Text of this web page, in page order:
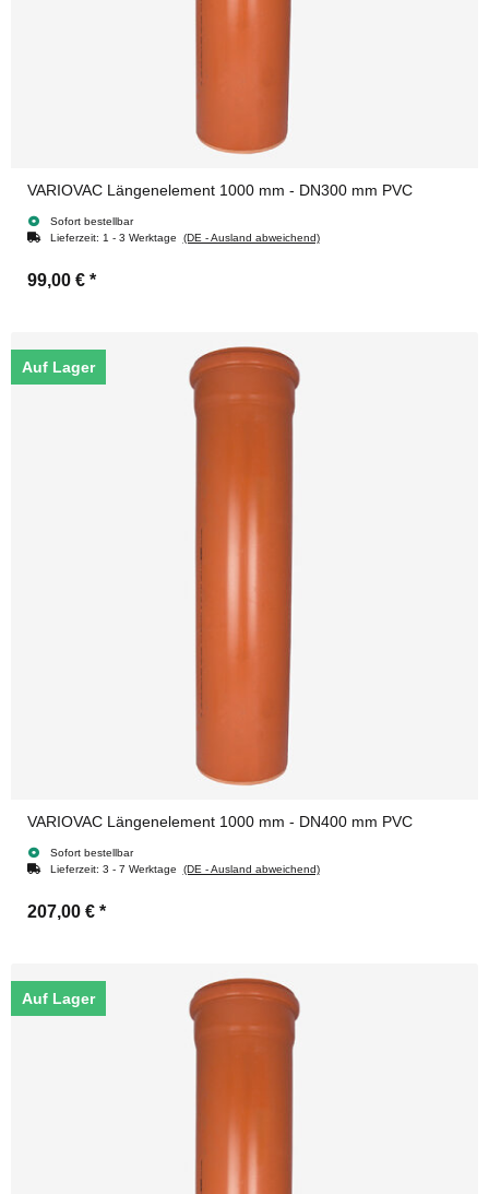
VARIOVAC Längenelement 1000 mm - DN300 mm PVC
Sofort bestellbar
Lieferzeit: 1 - 3 Werktage (DE - Ausland abweichend)
99,00 € *
Auf Lager
VARIOVAC Längenelement 1000 mm - DN400 mm PVC
Sofort bestellbar
Lieferzeit: 3 - 7 Werktage (DE - Ausland abweichend)
207,00 € *
Auf Lager